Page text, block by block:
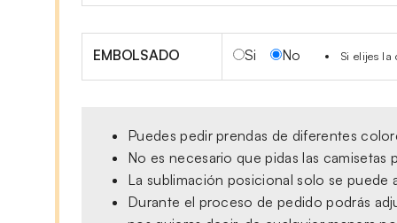
EMBOLSADO Si No Si elijes la
Puedes pedir prendas de diferentes
No es necesario que pidas las
La sublimación posicional solo se
Durante el proceso de pedido podrás